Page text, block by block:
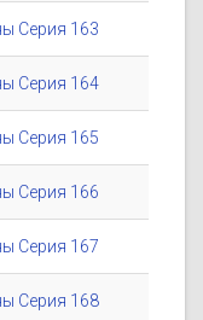
Серия 163
Серия 164
Серия 165
Серия 166
Серия 167
Серия 168